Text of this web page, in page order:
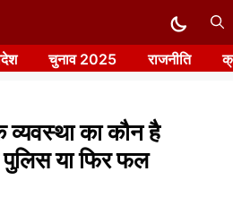
चुनाव 2025 राजनीति
व्यवस्था का कौन है
पुलिस या फिर फल